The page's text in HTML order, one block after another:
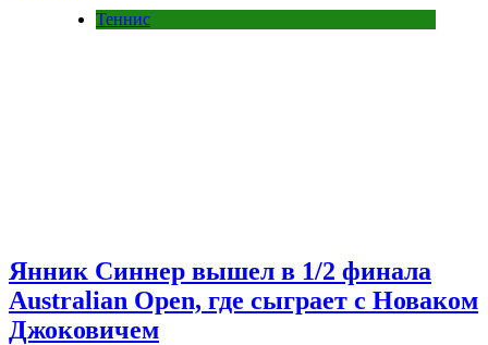
Теннис
Янник Синнер вышел в 1/2 финала
Australian Open, где сыграет с Новаком
Джоковичем